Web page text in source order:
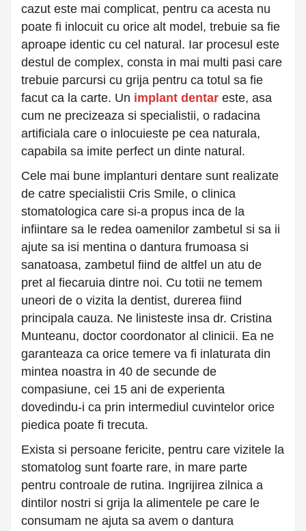
cazut este mai complicat, pentru ca acesta nu
poate fi inlocuit cu orice alt model, trebuie sa fie
aproape identic cu cel natural. Iar procesul este
destul de complex, consta in mai multi pasi care
trebuie parcursi cu grija pentru ca totul sa fie
facut ca la carte. Un implant dentar este, asa
cum ne precizeaza si specialistii, o radacina
artificiala care o inlocuieste pe cea naturala,
capabila sa imite perfect un dinte natural.
Cele mai bune implanturi dentare sunt realizate
de catre specialistii Cris Smile, o clinica
stomatologica care si-a propus inca de la
infiintare sa le redea oamenilor zambetul si sa ii
ajute sa isi mentina o dantura frumoasa si
sanatoasa, zambetul fiind de altfel un atu de
pret al fiecaruia dintre noi. Cu totii ne temem
uneori de o vizita la dentist, durerea fiind
principala cauza. Ne linisteste insa dr. Cristina
Munteanu, doctor coordonator al clinicii. Ea ne
garanteaza ca orice temere va fi inlaturata din
mintea noastra in 40 de secunde de
compasiune, cei 15 ani de experienta
dovedindu-i ca prin intermediul cuvintelor orice
piedica poate fi trecuta.
Exista si persoane fericite, pentru care vizitele la
stomatolog sunt foarte rare, in mare parte
pentru controale de rutina. Ingrijirea zilnica a
dintilor nostri si grija la alimentele pe care le
consumam ne ajuta sa avem o dantura